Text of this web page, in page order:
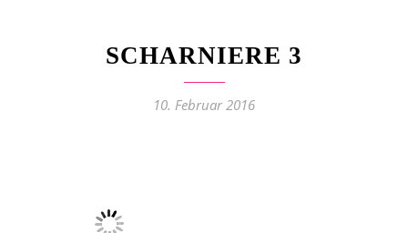
SCHARNIERE 3
10. Februar 2016